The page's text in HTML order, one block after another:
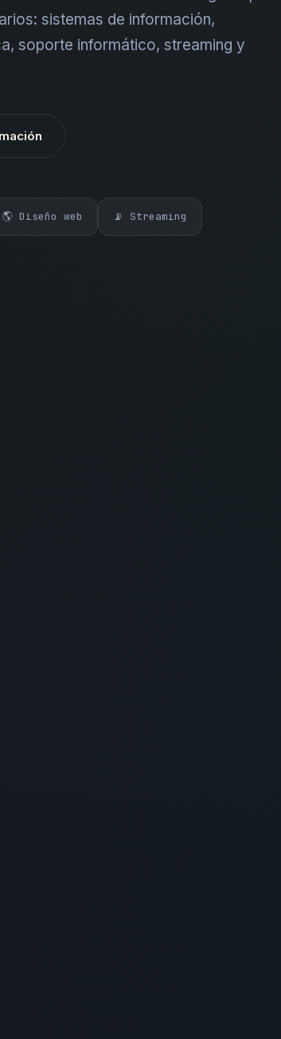
sistemas de información,
soporte informático, streaming y
🌎 Diseño web 📡 Streaming